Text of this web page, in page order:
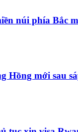
núi phía Bắc
Hồng mới sau